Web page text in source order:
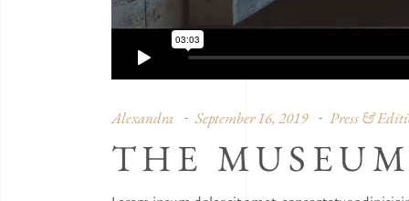
Alexandra September 16, 2019 Press &
THE